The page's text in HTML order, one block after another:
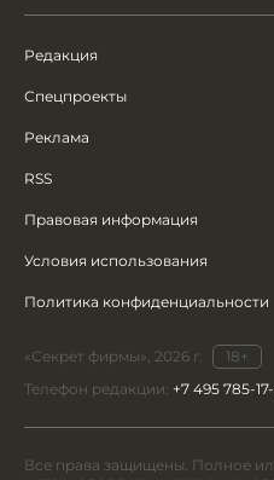
Редакция
Спецпроекты
Реклама
RSS
Правовая информация
Условия использования
Политика конфиденциальности
«Секрет фирмы», 2026 г.
18+
Телефон редакции: +7 495 785-
Все права защищены. Полное